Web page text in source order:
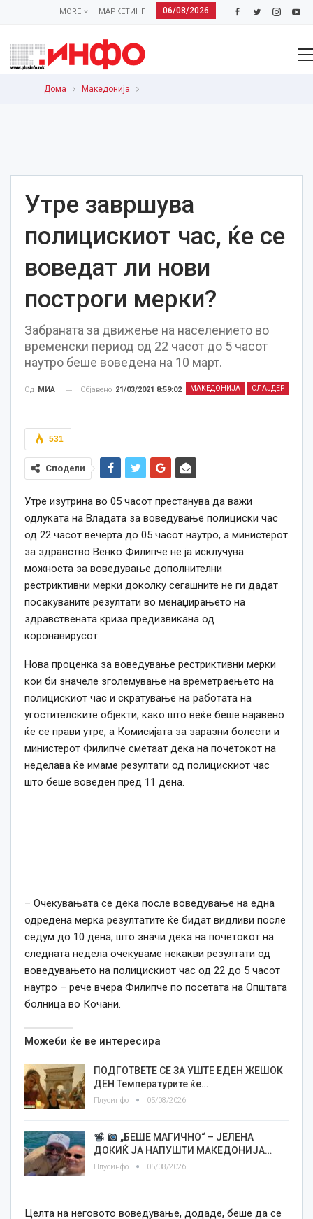
06/08/2026
МАРКЕТИНГ
MORE
Дома Македонија
Утре завршува
полицискиот час, ќе се
воведат ли нови
построги мерки?
Забраната за движење на населението во
временски период од 22 часот до 5 часот
наутро беше воведена на 10 март.
МАКЕДОНИЈА СЛАЈДЕР
Од МИА Објавено 21/03/2021 8:59:02
531
Сподели
Утре изутрина во 05 часот престанува да важи
одлуката на Владата за воведување полициски час
од 22 часот вечерта до 05 часот наутро, а министерот
за здравство Венко Филипче нe ја исклучува
можноста за воведување дополнителни
рестриктивни мерки доколку сегашните не ги дадат
посакуваните резултати во менаџирањето на
здравствената криза предизвикана од
коронавирусот.
Нова проценка за воведување рестриктивни мерки
кои би значеле зголемување на времетраењето на
полицискиот час и скратување на работата на
угостителските објекти, како што веќе беше најавено
ќе се прави утре, а Комисијата за заразни болести и
министерот Филипче сметаат дека на почетокот на
неделава ќе имаме резултати од полицискиот час
што беше воведен пред 11 дена.
– Очекувањата се дека после воведување на една
одредена мерка резултатите ќе бидат видливи после
седум до 10 дена, што значи дека на почетокот на
следната недела очекуваме некакви резултати од
воведувањето на полицискиот час од 22 до 5 часот
наутро – рече вчера Филипче по посетата на Општата
болница во Кочани.
Можеби ќе ве интересира
ПОДГОТВЕТЕ СЕ ЗА УШТЕ ЕДЕН ЖЕШОК
ДЕН Температурите ќе…
Плусинфо 05/08/2026
„БЕШЕ МАГИЧНО“ – ЈЕЛЕНА
ДОКИЌ ЈА НАПУШТИ МАКЕДОНИЈА…
Плусинфо 05/08/2026
Целта на неговото воведување, додаде, беше да се